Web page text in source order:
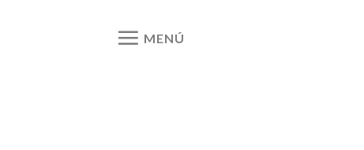
MENÚ